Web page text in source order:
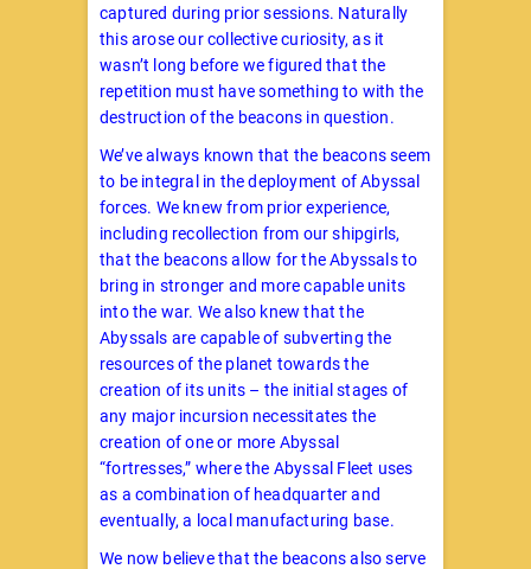
captured during prior sessions. Naturally
this arose our collective curiosity, as it
wasn’t long before we figured that the
repetition must have something to with the
destruction of the beacons in question.
We’ve always known that the beacons seem
to be integral in the deployment of Abyssal
forces. We knew from prior experience,
including recollection from our shipgirls,
that the beacons allow for the Abyssals to
bring in stronger and more capable units
into the war. We also knew that the
Abyssals are capable of subverting the
resources of the planet towards the
creation of its units – the initial stages of
any major incursion necessitates the
creation of one or more Abyssal
“fortresses,” where the Abyssal Fleet uses
as a combination of headquarter and
eventually, a local manufacturing base.
We now believe that the beacons also serve